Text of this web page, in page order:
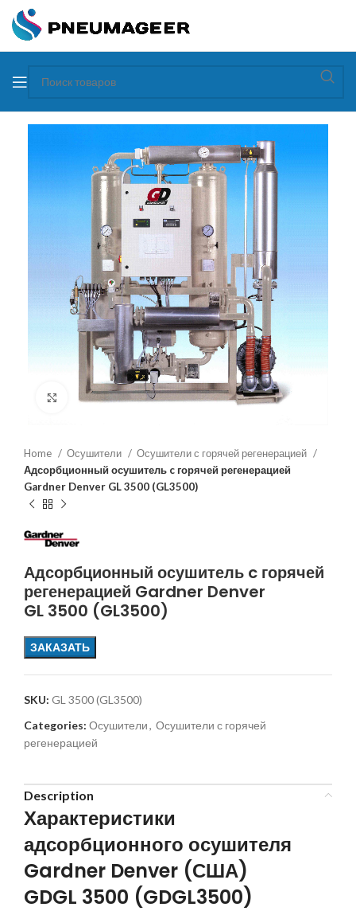
Увеличить
Home Осушители
Осушители с горячей регенерацией
Адсорбционный осушитель c горячей регенерацией
Gardner Denver GL 3500 (GL3500)
Адсорбционный осушитель c горячей
регенерацией Gardner Denver
GL 3500 (GL3500)
ЗАКАЗАТЬ
SKU: GL 3500 (GL3500)
Categories: Осушители, Осушители с горячей
регенерацией
Description
Характеристики
адсорбционного осушителя
Gardner Denver (США)
GDGL 3500 (GDGL3500)